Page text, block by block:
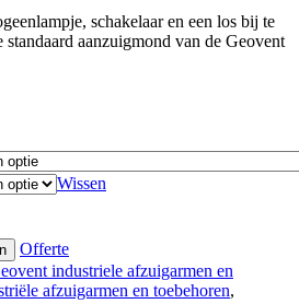
schakelaar en een los bij te
aanzuigmond van de Geovent
Wissen
Offerte
industriele afzuigarmen en
afzuigarmen en toebehoren,